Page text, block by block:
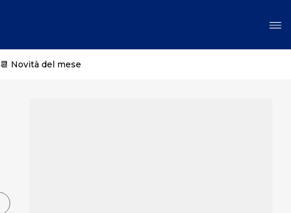
📆 Novità del mese